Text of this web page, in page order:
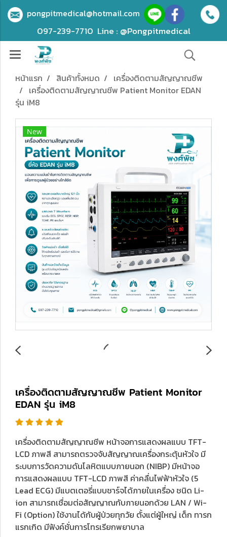
pongpitmedical@hotmail.com
097-239-7710 Line : @Pongpitmedical
หน้าแรก สินค้าทั้งหมด
เครื่องติดตามสัญญาณชีพ
เครื่องติดตามสัญญาณชีพ Patient Monitor EDAN
รุ่น iM8
New
เครื่องติดตามสัญญาณชีพ Patient Monitor
EDAN รุ่น iM8
เครื่องติดตามสัญญาณชีพ หน้าจอการแสดงผลแบบ TFT-
LCD ภาพสี สามารถตรวจจับสัญญาณเครื่องกระตุ้นหัวใจ มี
ระบบการวัดความดันโลหิตแบบภายนอก (NIBP) มีหน้าจอ
การแสดงผลแบบ TFT-LCD ภาพสี ค่าคลื่นไฟฟ้าหัวใจ (5
Lead ECG) มีแบตเตอรี่แบบชาร์จได้ภายในเครื่อง ชนิด Li-
ion สามารถเชื่อมต่อสัญญาณกับภายนอกด้วย LAN / Wi-
Fi (Option) ใช้งานได้กับผู้ป่วยทุกวัย ตั้งแต่ผู้ใหญ่ เด็ก ทารก
แรกเกิด มีฟังค์ชั่นการโทรเรียกพยาบาล